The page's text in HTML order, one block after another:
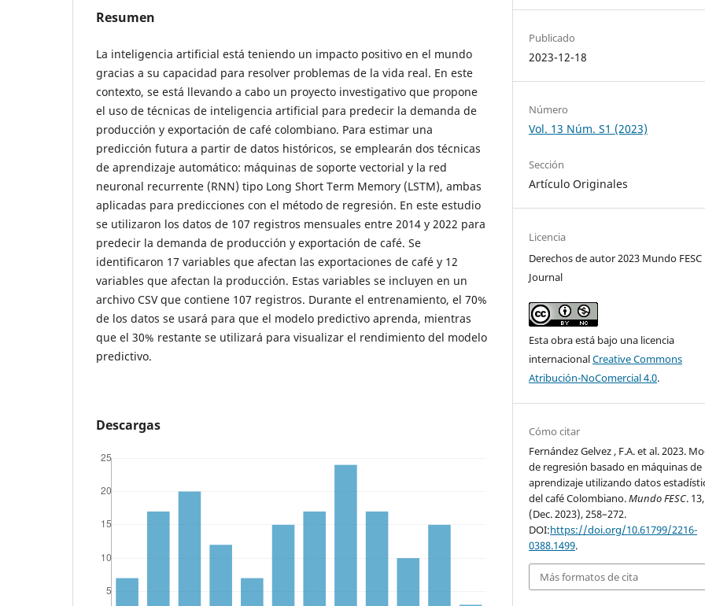
Resumen
La inteligencia artificial está teniendo un impacto positivo en el mundo
gracias a su capacidad para resolver problemas de la vida real. En este
contexto, se está llevando a cabo un proyecto investigativo que propone
el uso de técnicas de inteligencia artificial para predecir la demanda de
producción y exportación de café colombiano. Para estimar una
predicción futura a partir de datos históricos, se emplearán dos técnicas
de aprendizaje automático: máquinas de soporte vectorial y la red
neuronal recurrente (RNN) tipo Long Short Term Memory (LSTM), ambas
aplicadas para predicciones con el método de regresión. En este estudio
se utilizaron los datos de 107 registros mensuales entre 2014 y 2022 para
predecir la demanda de producción y exportación de café. Se
identificaron 17 variables que afectan las exportaciones de café y 12
variables que afectan la producción. Estas variables se incluyen en un
archivo CSV que contiene 107 registros. Durante el entrenamiento, el 70%
de los datos se usará para que el modelo predictivo aprenda, mientras
que el 30% restante se utilizará para visualizar el rendimiento del modelo
predictivo.
Descargas
Publicado
2023-12-18
Número
Vol. 13 Núm. S1 (2023)
Sección
Artículo Originales
Licencia
Derechos de autor 2023 Mundo FESC
Journal
Esta obra está bajo una licencia
internacionalCreative Commons
Atribución-NoComercial 4.0.
Cómo citar
Fernández Gelvez , F.A. et al. 2023.
de regresión basado en máquinas de
aprendizaje utilizando datos
del café Colombiano.Mundo FESC.
(Dec. 2023), 258–272.
DOI:https://doi.org/10.61799/2216-
0388.1499.
Más formatos de cita